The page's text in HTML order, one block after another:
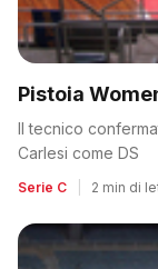
Pistoia
Il tecnico
Carlesi come DS
Serie C 2 min di